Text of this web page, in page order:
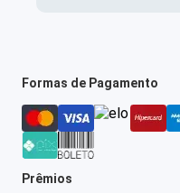
Formas de Pagamento
Prêmios